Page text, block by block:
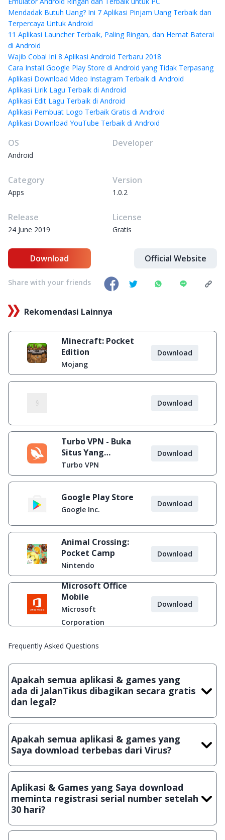
Mendadak Butuh Uang? Ini 7 Aplikasi Pinjam Uang Terbaik dan
Terpercaya Untuk Android
11 Aplikasi Launcher Terbaik, Paling Ringan, dan Hemat Baterai
di Android
Wajib Coba! Ini 8 Aplikasi Android Terbaru 2018
Cara Install Google Play Store di Android yang Tidak Terpasang
Aplikasi Download Video Instagram Terbaik di Android
Aplikasi Lirik Lagu Terbaik di Android
Aplikasi Edit Lagu Terbaik di Android
Aplikasi Pembuat Logo Terbaik Gratis di Android
Aplikasi Download YouTube Terbaik di Android
OS
Android
Developer
Category
Apps
Version
1.0.2
Release
24 June 2019
License
Gratis
Download Official Website
Share with your friends
Rekomendasi Lainnya
Minecraft: Pocket
Edition
Mojang
Download
Download
Turbo VPN - Buka
Situs Yang
Diblokir
Turbo VPN
Download
Google Play Store
Google Inc.
Download
Animal Crossing:
Pocket Camp
Nintendo
Download
Microsoft Office
Mobile
Microsoft
Corporation
Download
Frequently Asked Questions
Apakah semua aplikasi & games yang
ada di JalanTikus dibagikan secara gratis
dan legal?
Ya, JalanTikus hanya membagikan aplikasi & games yang
crack, patch atau semacamnya.
Apakah semua aplikasi & games yang
Saya download terbebas dari Virus?
Ya, JalanTikus selalu melakukan scanning dengan 3 jenis
suatu aplikasi atau games, sehingga bisa dijamin 100%
terbebas dari virus.
Aplikasi & Games yang Saya download
meminta registrasi serial number setelah
30 hari?
Meskipun dibagikan secara gratis, namun ada beberapa